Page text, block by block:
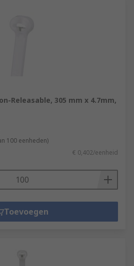
Releasable, 305 mm x 4.7mm,
100 eenheden)
€ 0,402/eenheid
Toevoegen